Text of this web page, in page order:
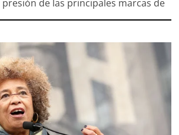
presión de las principales marcas de